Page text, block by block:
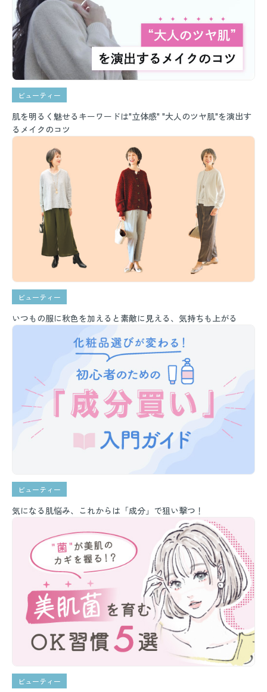
ビューティー
肌を明るく魅せるキーワードは"立体感" "大人のツヤ肌"を演出す
るメイクのコツ
ビューティー
いつもの服に秋色を加えると素敵に見える、気持ちも上がる
ビューティー
気になる肌悩み、これからは「成分」で狙い撃つ！
ビューティー